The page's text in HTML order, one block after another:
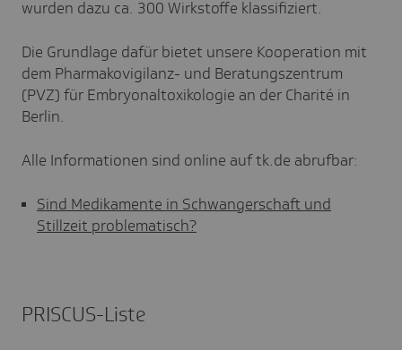
wurden dazu ca. 300 Wirkstoffe klassifiziert.
Die Grundlage dafür bietet unsere Kooperation mit
dem Pharmakovigilanz- und Beratungszentrum
(PVZ) für Embryonaltoxikologie an der Charité in
Berlin.
Alle Informationen sind online auf tk.de abrufbar:
Sind Medikamente in Schwangerschaft und
Stillzeit problematisch?
PRISCUS-Liste